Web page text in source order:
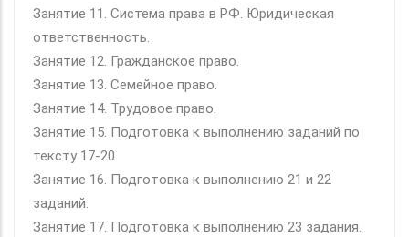
Занятие 11. Система права в РФ. Юридическая
ответственность.
Занятие 12. Гражданское право.
Занятие 13. Семейное право.
Занятие 14. Трудовое право.
Занятие 15. Подготовка к выполнению заданий по
тексту 17-20.
Занятие 16. Подготовка к выполнению 21 и 22
заданий.
Занятие 17. Подготовка к выполнению 23 задания.